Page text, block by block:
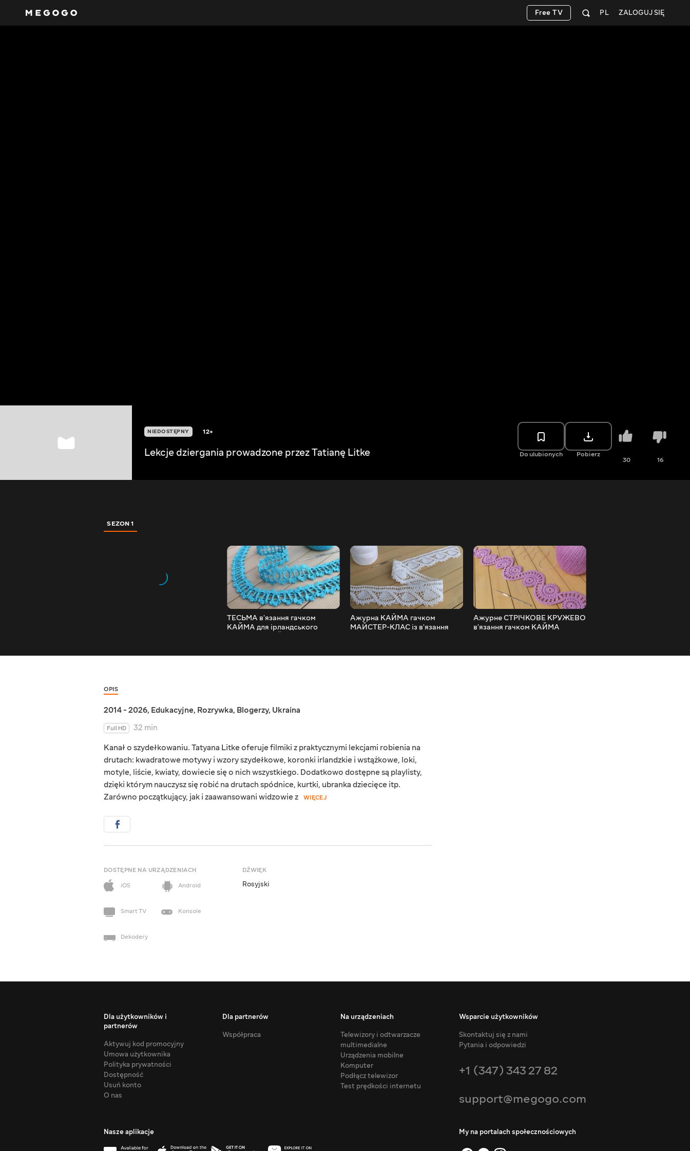
ZALOGUJ SIĘ
PL
Free TV
NIEDOSTĘPNY 12+
Lekcje dziergania prowadzone przez Tatianę Litke Do ulubionych Pobierz
30 16
SEZON 1
ТЕСЬМА в'язання гачком
КАЙМА для ірландського
Tutorial
Ажурна КАЙМА гачком
МАЙСТЕР-КЛАС із в'язання
Ажурне СТРІЧКОВЕ КРУЖЕВО
в'язання гачком КАЙМА
OPIS
2014 - 2026, Edukacyjne, Rozrywka, Blogerzy, Ukraina
Full HD
32 min
Kanał o szydełkowaniu. Tatyana Litke oferuje filmiki z praktycznymi lekcjami robienia na
drutach: kwadratowe motywy i wzory szydełkowe, koronki irlandzkie i wstążkowe, loki,
motyle, liście, kwiaty, dowiecie się o nich wszystkiego. Dodatkowo dostępne są playlisty,
dzięki którym nauczysz się robić na drutach spódnice, kurtki, ubranka dziecięce itp.
Zarówno początkujący, jak i zaawansowani widzowie z
WIĘCEJ
DOSTĘPNE NA URZĄDZENIACH
iOS
Android
Smart TV Konsole
Dekodery
DŹWIĘK
Rosyjski
Dla użytkowników i
partnerów
Aktywuj kod promocyjny
Umowa użytkownika
Polityka prywatności
Dostępność
Usuń konto
O nas
Dla partnerów
Współpraca
Na urządzeniach
Telewizory i odtwarzacze
multimedialne
Urządzenia mobilne
Komputer
Podłącz telewizor
Test prędkości internetu
Wsparcie użytkowników
Skontaktuj się z nami
Pytania i odpowiedzi
+1 (347) 343 27 82
support@megogo.com
Nasze aplikacje My na portalach społecznościowych